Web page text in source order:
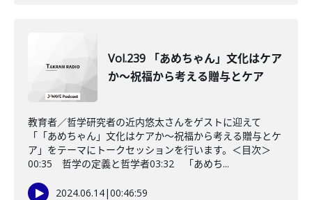
Vol.239 「あめちゃん」文化はケア
か〜祝福から考える贈与とケア
教育者／哲学研究者の近内悠太さんをゲストに迎えて
「「あめちゃん」文化はケアか〜祝福から考える贈与とケ
ア」をテーマにトークセッションを行います。＜目次＞
00:35 哲学の定義と哲学者03:32 「あめち...
2024.06.14|00:46:59